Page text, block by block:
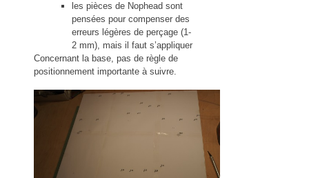
les pièces de Nophead sont
pensées pour compenser des
erreurs légères de perçage (1-
2 mm), mais il faut s’appliquer
Concernant la base, pas de règle de
positionnement importante à suivre.